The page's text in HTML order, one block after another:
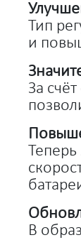
Тип
и
За
В